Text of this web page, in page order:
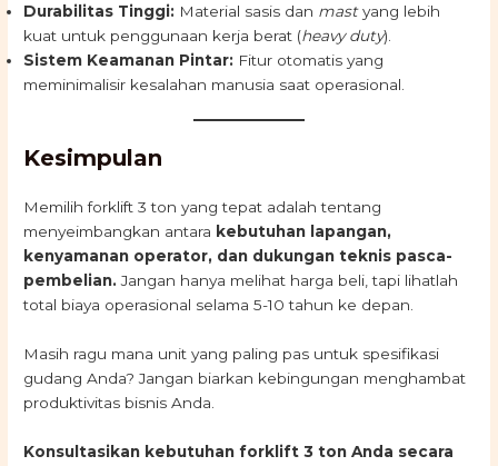
Durabilitas Tinggi: Material sasis dan mastyang lebih
kuat untuk penggunaan kerja berat (heavy duty).
Sistem Keamanan Pintar: Fitur otomatis yang
meminimalisir kesalahan manusia saat operasional.
Kesimpulan
Memilih forklift 3 ton yang tepat adalah tentang
menyeimbangkan antara kebutuhan lapangan,
kenyamanan operator, dan dukungan teknis pasca-
pembelian.Jangan hanya melihat harga beli, tapi lihatlah
total biaya operasional selama 5-10 tahun ke depan.
Masih ragu mana unit yang paling pas untuk spesifikasi
gudang Anda? Jangan biarkan kebingungan menghambat
produktivitas bisnis Anda.
Konsultasikan kebutuhan forklift 3 ton Anda secara